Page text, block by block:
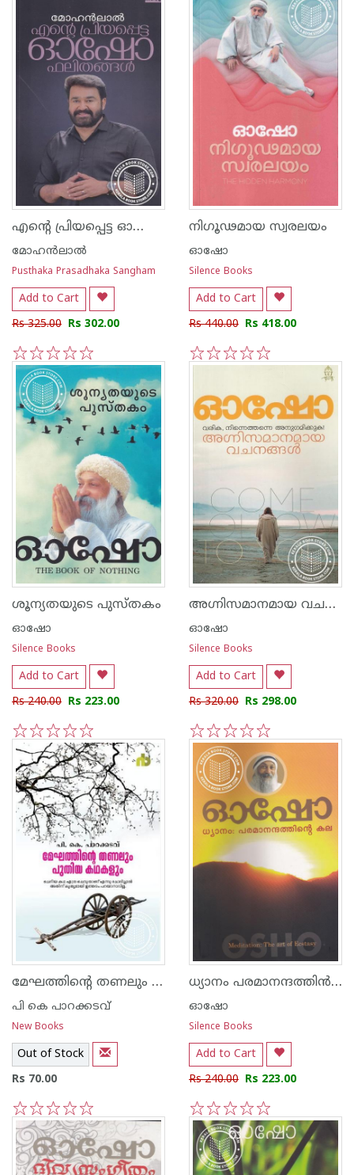
എന്റെ പ്രിയപ്പെട്ട ഓഷോ ഫലിതങ്ങള്‍
മോഹന്‍ലാല്‍
Pusthaka Prasadhaka Sangham
Add to Cart
Rs 325.00 Rs 302.00
5
4
3
2
1
നിഗൂഢമായ സ്വരലയം
ഓഷോ
Silence Books
Add to Cart
Rs 440.00 Rs 418.00
5
4
3
2
1
ശൂന്യതയുടെ പുസ്തകം
ഓഷോ
Silence Books
Add to Cart
Rs 240.00 Rs 223.00
5
4
3
2
1
അഗ്നിസമാനമായ വചനങ്ങള്‍
ഓഷോ
Silence Books
Add to Cart
Rs 320.00 Rs 298.00
5
4
3
2
1
മേഘത്തിന്റെ തണലും പുതിയ കഥകളും
പി കെ പാറക്കടവ്‌
New Books
Out of Stock
Rs 70.00
5
4
3
2
ധ്യാനം പരമാനന്ദത്തി‌ന്‍ കല
ഓഷോ
Silence Books
Add to Cart
Rs 240.00 Rs 223.00
5
4
3
2
1